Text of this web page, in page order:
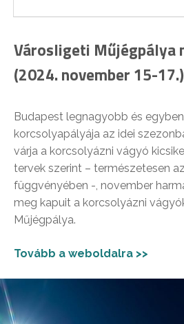
Városligeti Műjégpálya
(2024. november 15-17.)
Budapest legnagyobb és
korcsolyapályája az idei
várja a korcsolyázni vágyó
tervek szerint – természetesen
függvényében -, november
meg kapuit a korcsolyázni
Műjégpálya.
Tovább a weboldalra >>